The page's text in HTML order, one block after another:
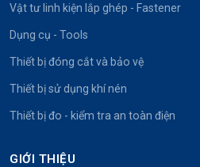
Vật tư linh kiện lắp ghép - Fastener
Dụng cụ - Tools
Thiết bị đóng cắt và bảo vệ
Thiết bị sử dụng khí nén
Thiết bị đo - kiểm tra an toàn điện
GIỚI THIỆU